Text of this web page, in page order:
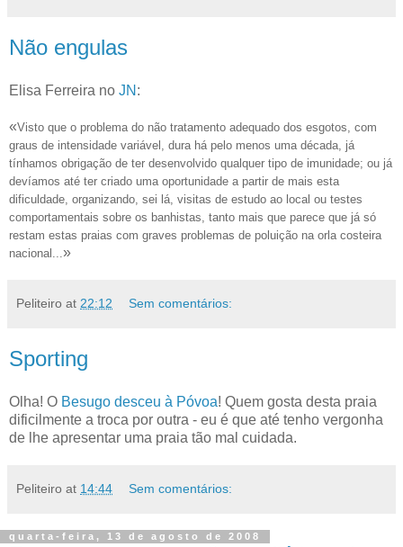
Não engulas
Elisa Ferreira no JN :
«Visto que o problema do não tratamento adequado dos esgotos, com
graus de intensidade variável, dura há pelo menos uma década, já
tínhamos obrigação de ter desenvolvido qualquer tipo de imunidade; ou já
devíamos até ter criado uma oportunidade a partir de mais esta
dificuldade, organizando, sei lá, visitas de estudo ao local ou testes
comportamentais sobre os banhistas, tanto mais que parece que já só
restam estas praias com graves problemas de poluição na orla costeira
nacional... »
Peliteiro at 22:12 Sem comentários:
Sporting
Olha! O Besugo desceu à Póvoa! Quem gosta desta praia
dificilmente a troca por outra - eu é que até tenho vergonha
de lhe apresentar uma praia tão mal cuidada.
Peliteiro at 14:44 Sem comentários:
quarta-feira, 13 de agosto de 2008